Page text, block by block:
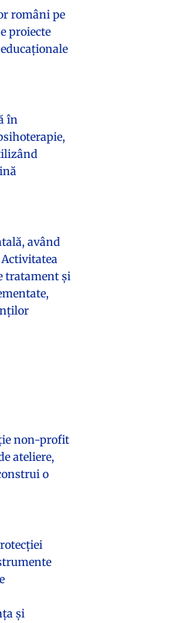
români pe
proiecte
în
având
tratament și
non-profit
ateliere,
o
și